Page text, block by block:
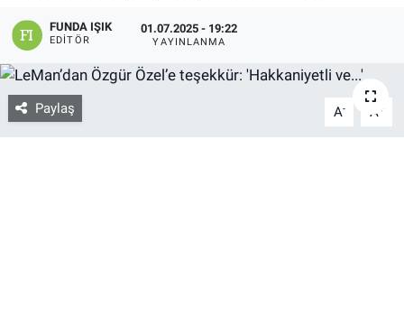
FUNDA IŞIK
EDITÖR
01.07.2025 - 19:22
YAYINLANMA
Paylaş A- A +
RESMİ İLANLAR
İLAN
Bize ulaşın